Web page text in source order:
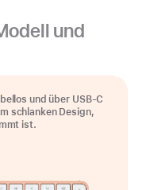
und
und über USB‑C
schlanken Design,
ist.